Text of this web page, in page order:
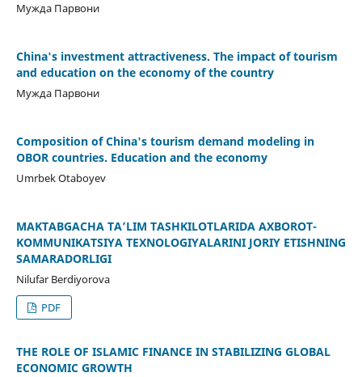
Мужда Парвони
China's investment attractiveness. The impact of tourism
and education on the economy of the country
Мужда Парвони
Composition of China's tourism demand modeling in
OBOR countries. Education and the economy
Umrbek Otaboyev
MAKTABGACHA TA’LIM TASHKILOTLARIDA AXBOROT-
KOMMUNIKATSIYA TEXNOLOGIYALARINI JORIY ETISHNING
SAMARADORLIGI
Nilufar Berdiyorova
PDF
THE ROLE OF ISLAMIC FINANCE IN STABILIZING GLOBAL
ECONOMIC GROWTH